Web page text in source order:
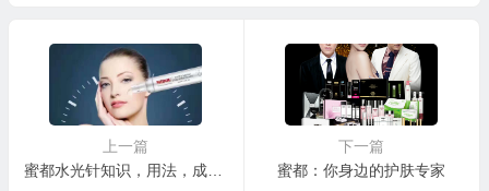
上一篇
蜜都水光针知识，用法，成分，什么时候用最好
下一篇
蜜都：你身边的护肤专家